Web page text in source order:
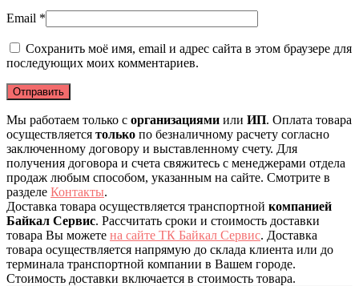
Email *
Сохранить моё имя, email и адрес сайта в этом браузере для
последующих моих комментариев.
Мы работаем только с организациями или ИП. Оплата товара
осуществляется только по безналичному расчету согласно
заключенному договору и выставленному счету. Для
получения договора и счета свяжитесь с менеджерами отдела
продаж любым способом, указанным на сайте. Смотрите в
разделе Контакты.
Доставка товара осуществляется транспортной компанией
Байкал Сервис. Рассчитать сроки и стоимость доставки
товара Вы можете на сайте ТК Байкал Сервис. Доставка
товара осуществляется напрямую до склада клиента или до
терминала транспортной компании в Вашем городе.
Стоимость доставки включается в стоимость товара.